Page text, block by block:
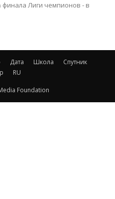
Лиги чемпионов - в
Дата Школа
Спутник
RU
Foundation